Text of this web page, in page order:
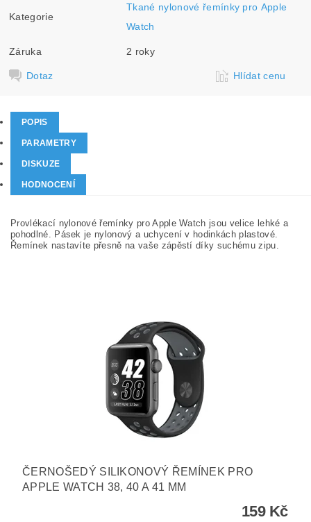
Kategorie
Tkané nylonové řemínky pro Apple
Watch
Záruka 2 roky
Dotaz Hlídat cenu
POPIS
PARAMETRY
DISKUZE
HODNOCENÍ
Provlékací nylonové řemínky pro Apple Watch jsou velice lehké a
pohodlné. Pásek je nylonový a uchycení v hodinkách plastové.
Řemínek nastavíte přesně na vaše zápěstí díky suchému zipu.
ČERNOŠEDÝ SILIKONOVÝ ŘEMÍNEK PRO
APPLE WATCH 38, 40 A 41 MM
159 Kč